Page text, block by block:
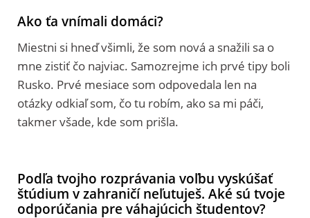
Ako ťa vnímali domáci?
Miestni si hneď všimli, že som nová a snažili sa o
mne zistiť čo najviac. Samozrejme ich prvé tipy boli
Rusko. Prvé mesiace som odpovedala len na
otázky odkiaľ som, čo tu robím, ako sa mi páči,
takmer všade, kde som prišla.
Podľa tvojho rozprávania voľbu vyskúšať
štúdium v zahraničí neľutuješ. Aké sú tvoje
odporúčania pre váhajúcich študentov?